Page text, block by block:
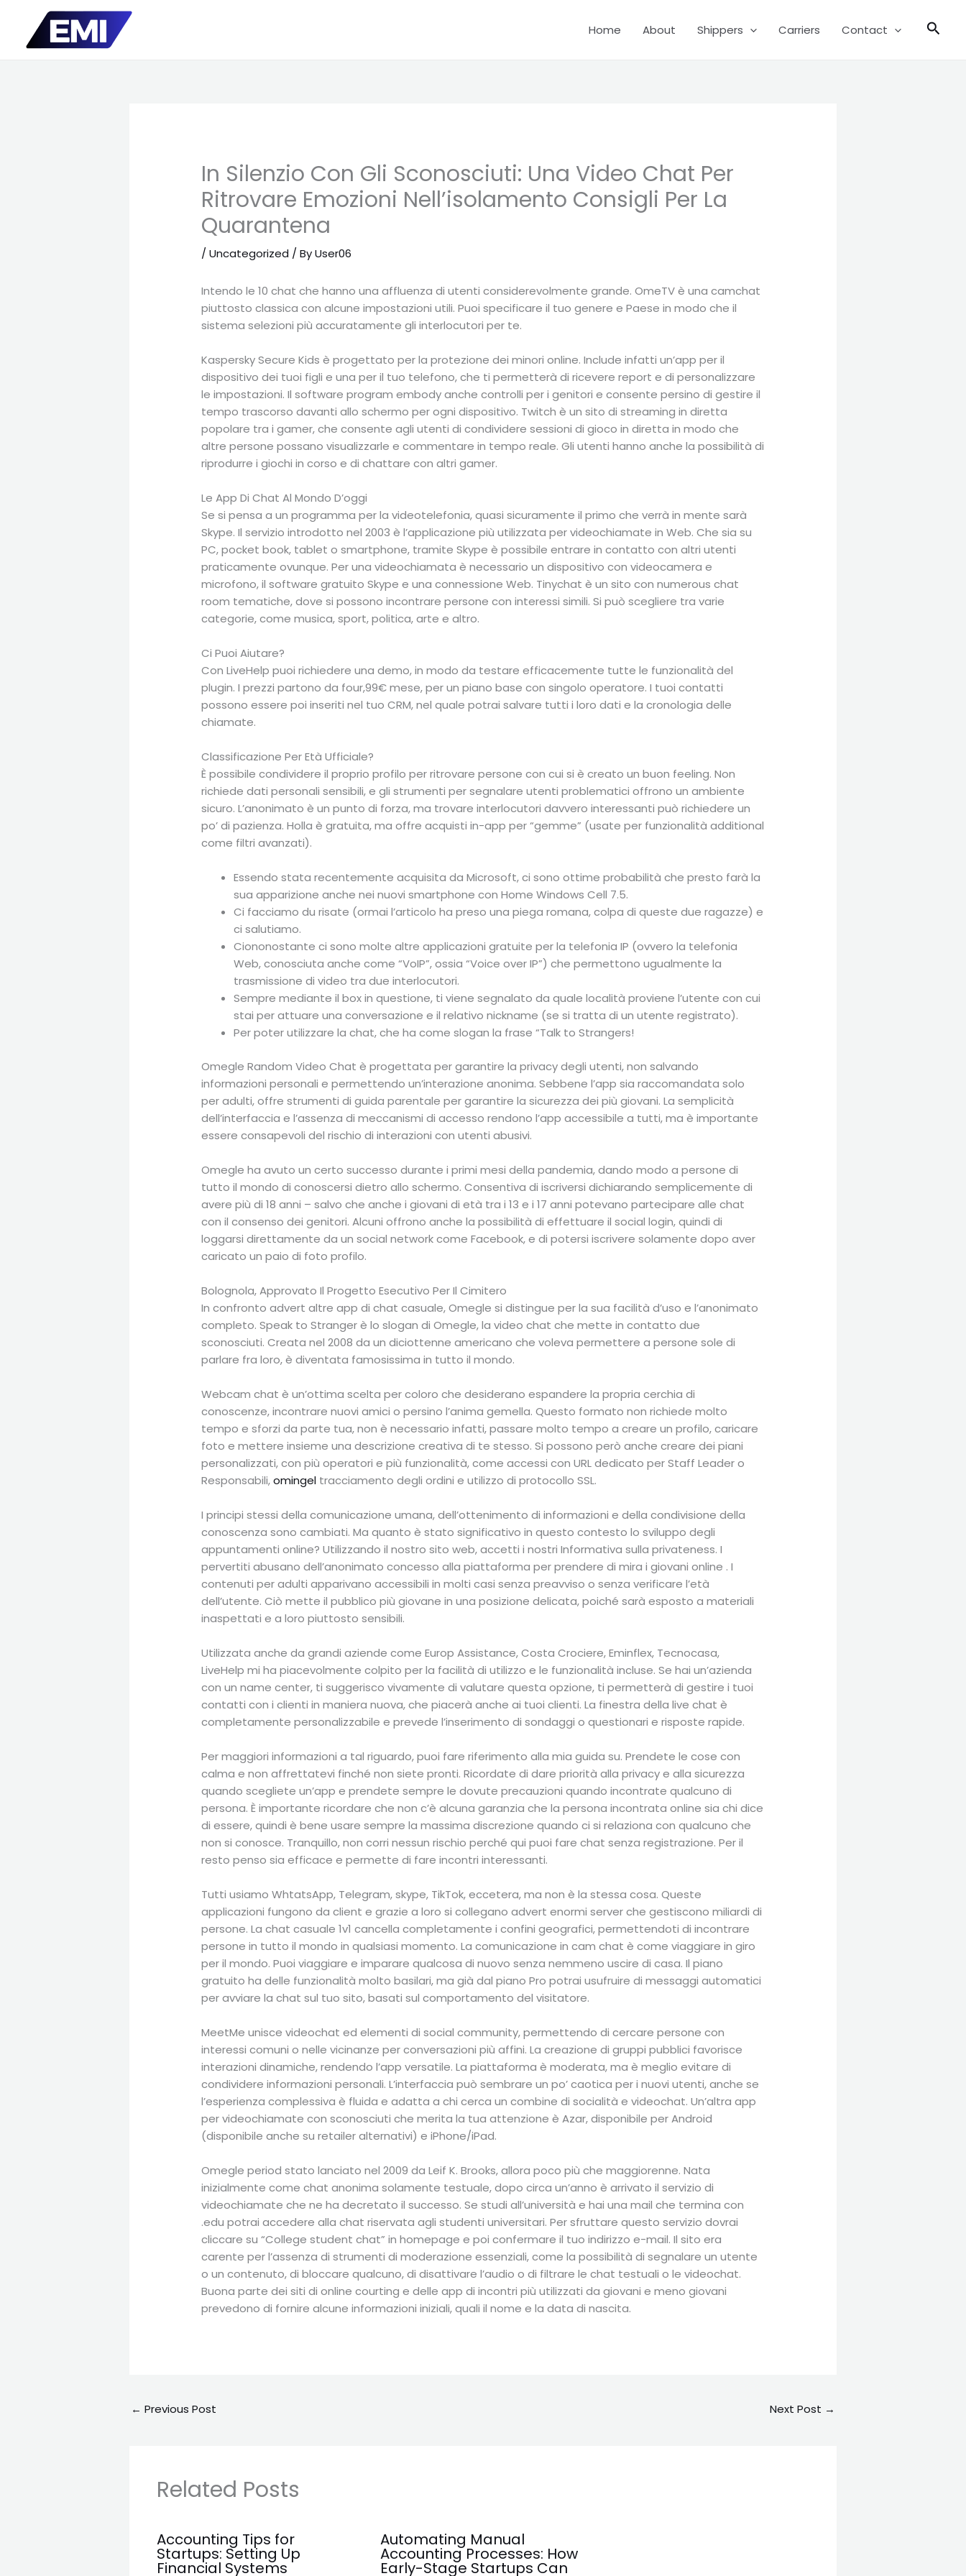
content
Home About Shippers Carriers Contact
In Silenzio Con Gli Sconosciuti: Una Video Chat Per
Ritrovare Emozioni Nell’isolamento Consigli Per La
Quarantena
/Uncategorized / ByUser06
Intendo le 10 chat che hanno una affluenza di utenti considerevolmente grande. OmeTV è una camchat
piuttosto classica con alcune impostazioni utili. Puoi specificare il tuo genere e Paese in modo che il
sistema selezioni più accuratamente gli interlocutori per te.
Kaspersky Secure Kids è progettato per la protezione dei minori online. Include infatti un’app per il
dispositivo dei tuoi figli e una per il tuo telefono, che ti permetterà di ricevere report e di personalizzare
le impostazioni. Il software program embody anche controlli per i genitori e consente persino di gestire il
tempo trascorso davanti allo schermo per ogni dispositivo. Twitch è un sito di streaming in diretta
popolare tra i gamer, che consente agli utenti di condividere sessioni di gioco in diretta in modo che
altre persone possano visualizzarle e commentare in tempo reale. Gli utenti hanno anche la possibilità di
riprodurre i giochi in corso e di chattare con altri gamer.
Le App Di Chat Al Mondo D’oggi
Se si pensa a un programma per la videotelefonia, quasi sicuramente il primo che verrà in mente sarà
Skype. Il servizio introdotto nel 2003 è l’applicazione più utilizzata per videochiamate in Web. Che sia su
PC, pocket book, tablet o smartphone, tramite Skype è possibile entrare in contatto con altri utenti
praticamente ovunque. Per una videochiamata è necessario un dispositivo con videocamera e
microfono, il software gratuito Skype e una connessione Web. Tinychat è un sito con numerous chat
room tematiche, dove si possono incontrare persone con interessi simili. Si può scegliere tra varie
categorie, come musica, sport, politica, arte e altro.
Ci Puoi Aiutare?
Con LiveHelp puoi richiedere una demo, in modo da testare efficacemente tutte le funzionalità del
plugin. I prezzi partono da four,99€ mese, per un piano base con singolo operatore. I tuoi contatti
possono essere poi inseriti nel tuo CRM, nel quale potrai salvare tutti i loro dati e la cronologia delle
chiamate.
Classificazione Per Età Ufficiale?
È possibile condividere il proprio profilo per ritrovare persone con cui si è creato un buon feeling. Non
richiede dati personali sensibili, e gli strumenti per segnalare utenti problematici offrono un ambiente
sicuro. L’anonimato è un punto di forza, ma trovare interlocutori davvero interessanti può richiedere un
po’ di pazienza. Holla è gratuita, ma offre acquisti in-app per “gemme” (usate per funzionalità additional
come filtri avanzati).
Essendo stata recentemente acquisita da Microsoft, ci sono ottime probabilità che presto farà la
sua apparizione anche nei nuovi smartphone con Home Windows Cell 7.5.
Ci facciamo du risate (ormai l’articolo ha preso una piega romana, colpa di queste due ragazze) e
ci salutiamo.
Ciononostante ci sono molte altre applicazioni gratuite per la telefonia IP (ovvero la telefonia
Web, conosciuta anche come “VoIP”, ossia “Voice over IP”) che permettono ugualmente la
trasmissione di video tra due interlocutori.
Sempre mediante il box in questione, ti viene segnalato da quale località proviene l’utente con cui
stai per attuare una conversazione e il relativo nickname (se si tratta di un utente registrato).
Per poter utilizzare la chat, che ha come slogan la frase “Talk to Strangers!
Omegle Random Video Chat è progettata per garantire la privacy degli utenti, non salvando
informazioni personali e permettendo un’interazione anonima. Sebbene l’app sia raccomandata solo
per adulti, offre strumenti di guida parentale per garantire la sicurezza dei più giovani. La semplicità
dell’interfaccia e l’assenza di meccanismi di accesso rendono l’app accessibile a tutti, ma è importante
essere consapevoli del rischio di interazioni con utenti abusivi.
Omegle ha avuto un certo successo durante i primi mesi della pandemia, dando modo a persone di
tutto il mondo di conoscersi dietro allo schermo. Consentiva di iscriversi dichiarando semplicemente di
avere più di 18 anni – salvo che anche i giovani di età tra i 13 e i 17 anni potevano partecipare alle chat
con il consenso dei genitori. Alcuni offrono anche la possibilità di effettuare il social login, quindi di
loggarsi direttamente da un social network come Facebook, e di potersi iscrivere solamente dopo aver
caricato un paio di foto profilo.
Bolognola, Approvato Il Progetto Esecutivo Per Il Cimitero
In confronto advert altre app di chat casuale, Omegle si distingue per la sua facilità d’uso e l’anonimato
completo. Speak to Stranger è lo slogan di Omegle, la video chat che mette in contatto due
sconosciuti. Creata nel 2008 da un diciottenne americano che voleva permettere a persone sole di
parlare fra loro, è diventata famosissima in tutto il mondo.
Webcam chat è un’ottima scelta per coloro che desiderano espandere la propria cerchia di
conoscenze, incontrare nuovi amici o persino l’anima gemella. Questo formato non richiede molto
tempo e sforzi da parte tua, non è necessario infatti, passare molto tempo a creare un profilo, caricare
foto e mettere insieme una descrizione creativa di te stesso. Si possono però anche creare dei piani
personalizzati, con più operatori e più funzionalità, come accessi con URL dedicato per Staff Leader o
Responsabili,omingel tracciamento degli ordini e utilizzo di protocollo SSL.
I principi stessi della comunicazione umana, dell’ottenimento di informazioni e della condivisione della
conoscenza sono cambiati. Ma quanto è stato significativo in questo contesto lo sviluppo degli
appuntamenti online? Utilizzando il nostro sito web, accetti i nostri Informativa sulla privateness. I
pervertiti abusano dell’anonimato concesso alla piattaforma per prendere di mira i giovani online . I
contenuti per adulti apparivano accessibili in molti casi senza preavviso o senza verificare l’età
dell’utente. Ciò mette il pubblico più giovane in una posizione delicata, poiché sarà esposto a materiali
inaspettati e a loro piuttosto sensibili.
Utilizzata anche da grandi aziende come Europ Assistance, Costa Crociere, Eminflex, Tecnocasa,
LiveHelp mi ha piacevolmente colpito per la facilità di utilizzo e le funzionalità incluse. Se hai un’azienda
con un name center, ti suggerisco vivamente di valutare questa opzione, ti permetterà di gestire i tuoi
contatti con i clienti in maniera nuova, che piacerà anche ai tuoi clienti. La finestra della live chat è
completamente personalizzabile e prevede l’inserimento di sondaggi o questionari e risposte rapide.
Per maggiori informazioni a tal riguardo, puoi fare riferimento alla mia guida su. Prendete le cose con
calma e non affrettatevi finché non siete pronti. Ricordate di dare priorità alla privacy e alla sicurezza
quando scegliete un’app e prendete sempre le dovute precauzioni quando incontrate qualcuno di
persona. È importante ricordare che non c’è alcuna garanzia che la persona incontrata online sia chi dice
di essere, quindi è bene usare sempre la massima discrezione quando ci si relaziona con qualcuno che
non si conosce. Tranquillo, non corri nessun rischio perché qui puoi fare chat senza registrazione. Per il
resto penso sia efficace e permette di fare incontri interessanti.
Tutti usiamo WhtatsApp, Telegram, skype, TikTok, eccetera, ma non è la stessa cosa. Queste
applicazioni fungono da client e grazie a loro si collegano advert enormi server che gestiscono miliardi di
persone. La chat casuale 1v1 cancella completamente i confini geografici, permettendoti di incontrare
persone in tutto il mondo in qualsiasi momento. La comunicazione in cam chat è come viaggiare in giro
per il mondo. Puoi viaggiare e imparare qualcosa di nuovo senza nemmeno uscire di casa. Il piano
gratuito ha delle funzionalità molto basilari, ma già dal piano Pro potrai usufruire di messaggi automatici
per avviare la chat sul tuo sito, basati sul comportamento del visitatore.
MeetMe unisce videochat ed elementi di social community, permettendo di cercare persone con
interessi comuni o nelle vicinanze per conversazioni più affini. La creazione di gruppi pubblici favorisce
interazioni dinamiche, rendendo l’app versatile. La piattaforma è moderata, ma è meglio evitare di
condividere informazioni personali. L’interfaccia può sembrare un po’ caotica per i nuovi utenti, anche se
l’esperienza complessiva è fluida e adatta a chi cerca un combine di socialità e videochat. Un’altra app
per videochiamate con sconosciuti che merita la tua attenzione è Azar, disponibile per Android
(disponibile anche su retailer alternativi) e iPhone/iPad.
Omegle period stato lanciato nel 2009 da Leif K. Brooks, allora poco più che maggiorenne. Nata
inizialmente come chat anonima solamente testuale, dopo circa un’anno è arrivato il servizio di
videochiamate che ne ha decretato il successo. Se studi all’università e hai una mail che termina con
.edu potrai accedere alla chat riservata agli studenti universitari. Per sfruttare questo servizio dovrai
cliccare su “College student chat” in homepage e poi confermare il tuo indirizzo e-mail. Il sito era
carente per l’assenza di strumenti di moderazione essenziali, come la possibilità di segnalare un utente
o un contenuto, di bloccare qualcuno, di disattivare l’audio o di filtrare le chat testuali o le videochat.
Buona parte dei siti di online courting e delle app di incontri più utilizzati da giovani e meno giovani
prevedono di fornire alcune informazioni iniziali, quali il nome e la data di nascita.
← Previous Post Next Post →
Related Posts
Accounting Tips for
Startups: Setting Up
Financial Systems
Automating Manual
Accounting Processes: How
Early-Stage Startups Can